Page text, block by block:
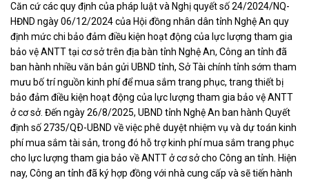
Căn cứ các quy định của pháp luật và Nghị quyết số 24/2024/NQ-
HĐND ngày 06/12/2024 của Hội đồng nhân dân tỉnh Nghệ An quy
định mức chi bảo đảm điều kiện hoạt động của lực lượng tham gia
bảo vệ ANTT tại cơ sở trên địa bàn tỉnh Nghệ An, Công an tỉnh đã
ban hành nhiều văn bản gửi UBND tỉnh, Sở Tài chính tỉnh sớm tham
mưu bố trí nguồn kinh phí để mua sắm trang phục, trang thiết bị
bảo đảm điều kiện hoạt động của lực lượng tham gia bảo vệ ANTT
ở cơ sở. Đến ngày 26/8/2025, UBND tỉnh Nghệ An ban hành Quyết
định số 2735/QÐ-UBND về việc phê duyệt nhiệm vụ và dự toán kinh
phí mua sắm tài sản, trong đó hỗ trợ kinh phí mua sắm trang phục
cho lực lượng tham gia bảo về ANTT ở cơ sở cho Công an tỉnh. Hiện
nay, Công an tỉnh đã ký hợp đồng với nhà cung cấp và sẽ tiến hành